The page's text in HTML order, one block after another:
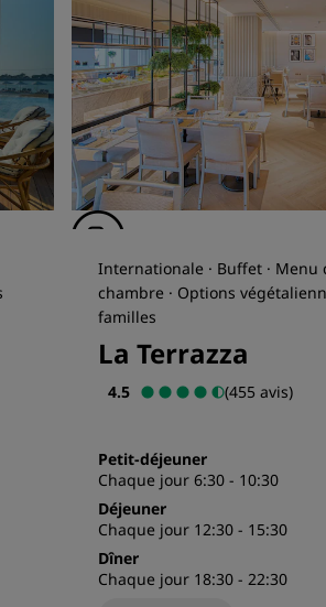
Internationale · Buffet · Menu
chambre · Options
familles
La Terrazza
4.5 (455 avis)
Petit-déjeuner
Chaque jour 6:30 - 10:30
Déjeuner
Chaque jour 12:30 - 15:30
Dîner
Chaque jour 18:30 - 22:30